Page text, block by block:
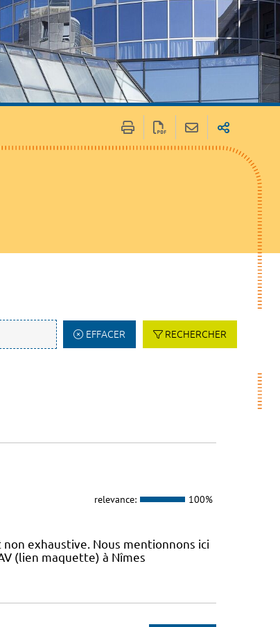
EFFACER RECHERCHER
relevance: 100%
exhaustive. Nous mentionnons ici
(lien maquette) à Nîmes